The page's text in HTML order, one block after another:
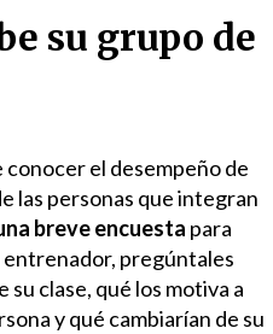
su grupo de
conocer el desempeño de
las personas que integran
breve encuesta para
pregúntales
su clase, qué los motiva a
y qué cambiarían de su